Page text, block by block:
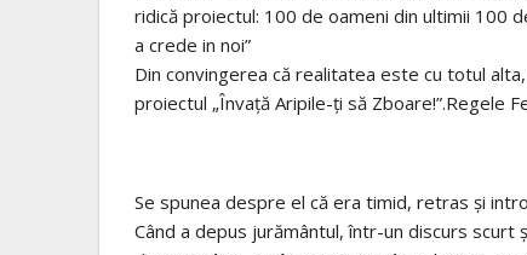
ridică proiectul: 100 de oameni din ultimii 100
a crede in noi”
Din convingerea că realitatea este cu totul
proiectul „Învață Aripile-ți să Zboare!”.Regele
Se spunea despre el că era timid, retras și
Când a depus jurământul, într-un discurs scurt